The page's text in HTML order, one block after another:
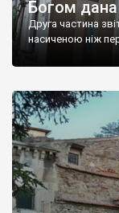
Богом
Друга частина
насиченою ніж